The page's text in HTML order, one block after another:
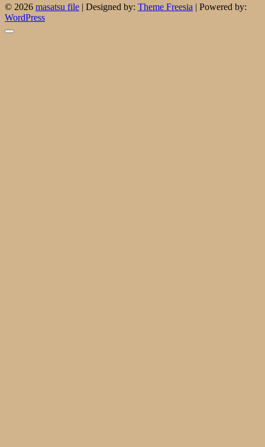
© 2026 masatsu file | Designed by: Theme Freesia | Powered by:
WordPress